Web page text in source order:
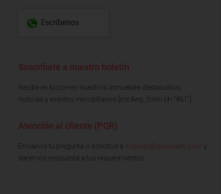
Escríbenos
Suscríbete a nuestro boletín
Recibe en tu correo nuestros inmuebles destacados,
noticias y eventos inmobiliarios [mc4wp_form id="461"]
Atención al cliente (PQR)
Envianos tu pregunta o solicitud a soporte@issasaieh.com y
daremos respuesta a tus requerimientos